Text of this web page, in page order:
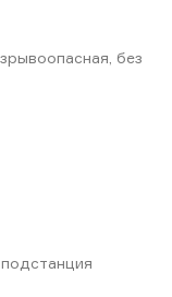
без